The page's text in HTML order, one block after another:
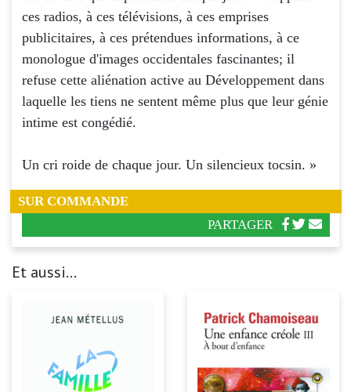
ces radios, à ces télévisions, à ces emprises
publicitaires, à ces prétendues informations, à ce
monologue d'images occidentales fascinantes; il
refuse cette aliénation active au Développement dans
laquelle les tiens ne sentent même plus que leur génie
intime est congédié.
Un cri roide de chaque jour. Un silencieux tocsin. »
SUR COMMANDE
PARTAGER
Et aussi...